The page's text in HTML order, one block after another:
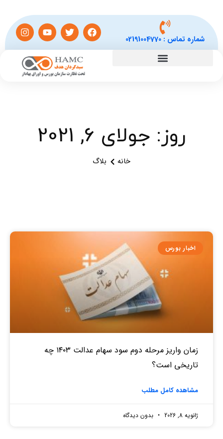
شماره تماس :02191004770
روز: جولای 6, 2021
خانه بلاگ
اخبار بورس
زمان واریز مرحله دوم سود سهام عدالت ۱۴۰۳ چه
تاریخی است؟
مشاهده کامل مطلب
ژانویه 8, 2026 بدون دیدگاه